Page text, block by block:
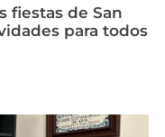
fiestas de San
para todos